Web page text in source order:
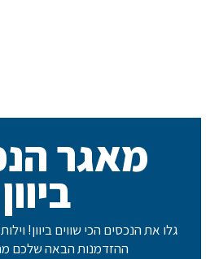
מאגר
ביוון
גלו את הנכסים הכי שווים ביוון!
ההזדמנות הבאה שלכם